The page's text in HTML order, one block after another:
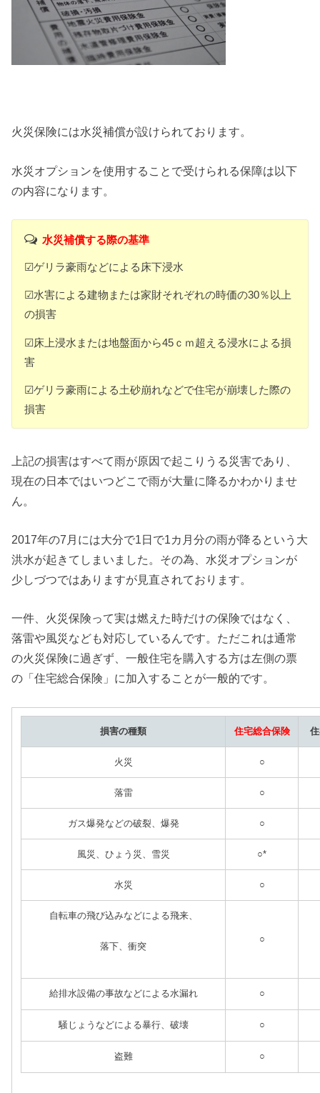
火災保険には水災補償が設けられております。
水災オプションを使用することで受けられる保障は以下
の内容になります。
水災補償する際の基準
☑ゲリラ豪雨などによる床下浸水
☑水害による建物または家財それぞれの時価の30％以上
の損害
☑床上浸水または地盤面から45ｃｍ超える浸水による損
害
☑ゲリラ豪雨による土砂崩れなどで住宅が崩壊した際の
損害
上記の損害はすべて雨が原因で起こりうる災害であり、
現在の日本ではいつどこで雨が大量に降るかわかりませ
ん。
2017年の7月には大分で1日で1カ月分の雨が降るという大
洪水が起きてしまいました。その為、水災オプションが
少しづつではありますが見直されております。
一件、火災保険って実は燃えた時だけの保険ではなく、
落雷や風災なども対応しているんです。ただこれは通常
の火災保険に過ぎず、一般住宅を購入する方は左側の票
の「住宅総合保険」に加入することが一般的です。
損害の種類 住宅総合保険
火災 ○
落雷 ○
ガス爆発などの破裂、爆発 ○
風災、ひょう災、雪災 ○*
水災 ○
自転車の飛び込みなどによる飛来、
落下、衝突
○
給排水設備の事故などによる水漏れ ○
騒じょうなどによる暴行、破壊 ○
盗難 ○